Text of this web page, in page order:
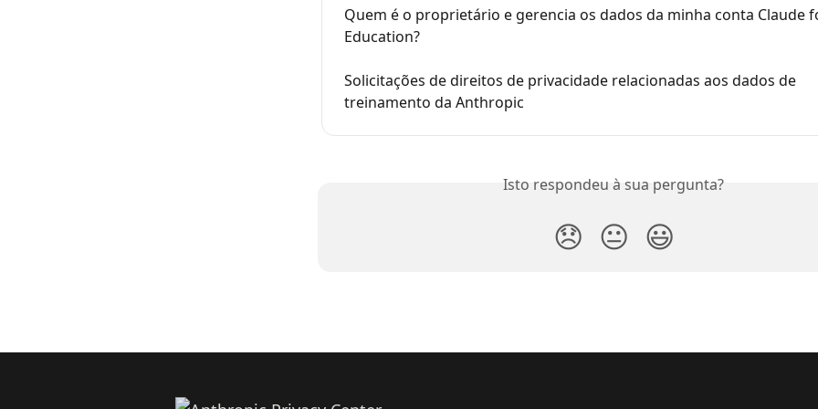
Quem é o proprietário e gerencia os dados da minha conta Claude
Education?
Solicitações de direitos de privacidade relacionadas aos dados de
treinamento da Anthropic
Isto respondeu à sua pergunta?
😞 😐 😃